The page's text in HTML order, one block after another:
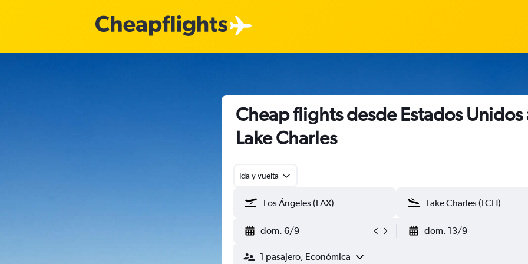
Cheap flights desde Estados Unidos
Lake Charles
Ida y vuelta
dom. 6/9 dom. 13/9
1 pasajero, Económica